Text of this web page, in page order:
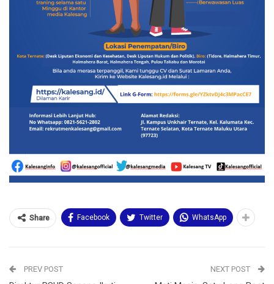
Share Facebook Twitter WhatsApp
PREV POST NEXT POST